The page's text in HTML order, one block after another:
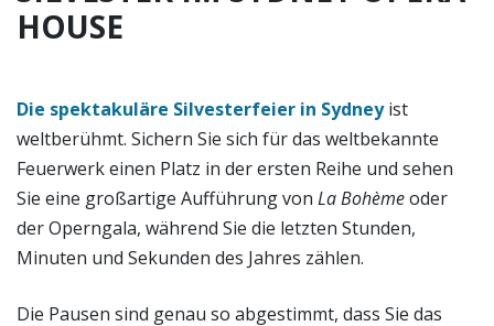
HOUSE
Die spektakuläre Silvesterfeier in Sydneyist
weltberühmt. Sichern Sie sich für das weltbekannte
Feuerwerk einen Platz in der ersten Reihe und sehen
Sie eine großartige Aufführung von La Bohèmeoder
der Operngala, während Sie die letzten Stunden,
Minuten und Sekunden des Jahres zählen.
Die Pausen sind genau so abgestimmt, dass Sie das